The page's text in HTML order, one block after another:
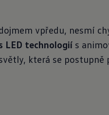
vpředu, nesmí
LED technologií s
která se postupně